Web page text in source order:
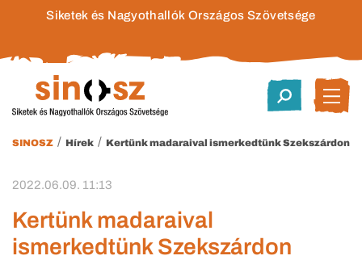
Siketek és Nagyothallók Országos Szövetsége
SINOSZ / Hírek / Kertünk madaraival ismerkedtünk Szekszárdon
2022.06.09. 11:13
Kertünk madaraival
ismerkedtünk Szekszárdon